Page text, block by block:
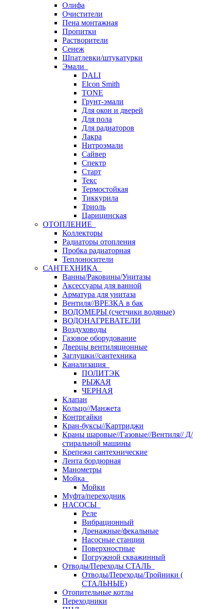
Олифа
Очистители
Пена монтажная
Пропитки
Растворители
Сенеж
Шпатлевки/штукатурки
Эмали
DALI
Elcon Smith
TONE
Грунт-эмали
Для окон и дверей
Для пола
Для радиаторов
Лакра
Нитроэмали
Сайвер
Спектр
Старт
Текс
Термостойкая
Тиккурила
Триоль
Царицинская
ОТОПЛЕНИЕ
Коллекторы
Радиаторы отопления
Пробка радиаторная
Теплоносители
САНТЕХНИКА
Ванны/Раковины/Унитазы
Аксессуары для ванной
Арматура для унитаза
Вентиля//ВРЕЗКА в бак
ВОДОМЕРЫ (счетчики водяные)
ВОДОНАГРЕВАТЕЛИ
Воздуховоды
Газовое оборудование
Дверцы вентиляционные
Заглушки//сантехника
Канализация
ПОЛИТЭК
РЫЖАЯ
ЧЕРНАЯ
Клапан
Кольцо//Манжета
Контргайки
Кран-буксы//Картриджи
Краны шаровые//Газовые//Вентиля// Д/
стиральной машины
Крепежи сантехнические
Лента бордюрная
Манометры
Мойка
Мойки
Муфта/переходник
НАСОСЫ
Реле
Вибрационный
Дренажные/фекальные
Насосные станции
Поверхностные
Погружной скважинный
Отводы/Переходы СТАЛЬ
Отводы/Переходы/Тройники (
СТАЛЬНЫЕ)
Отопительные котлы
Переходники